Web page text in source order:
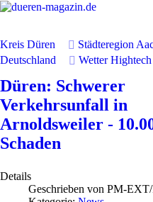
Kreis Düren Städteregion
Deutschland
Wetter Hightech
Düren: Schwerer
Verkehrsunfall in
Arnoldsweiler -
Schaden
Details
Geschrieben von PM-